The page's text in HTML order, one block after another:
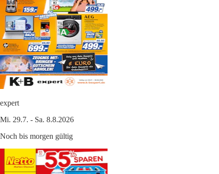
expert
Mi. 29.7. - Sa. 8.8.2026
Noch bis morgen gültig